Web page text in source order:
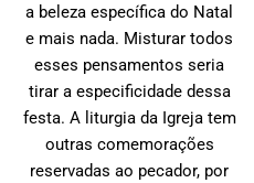
a beleza específica do Natal
e mais nada. Misturar todos
esses pensamentos seria
tirar a especificidade dessa
festa. A liturgia da Igreja tem
outras comemorações
reservadas ao pecador, por